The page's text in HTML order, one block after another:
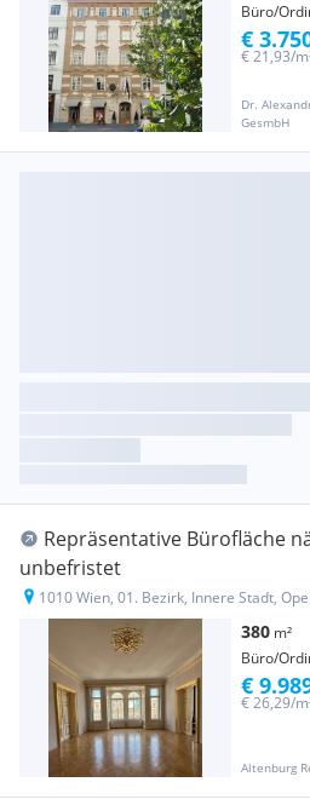
Büro/
Dr.
GesmbH
€ 21,93/
€
Repräsentative Bürofläche
unbefristet
1010 Wien, 01. Bezirk, Innere Stadt,
380 m²
Büro/
Altenburg
€ 26,29/
€